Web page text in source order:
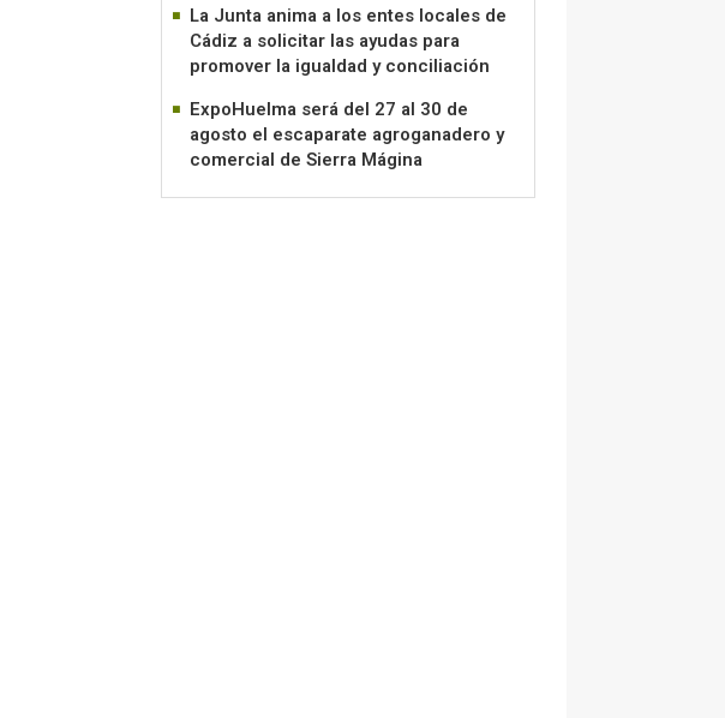
La Junta anima a los entes locales de
Cádiz a solicitar las ayudas para
promover la igualdad y conciliación
ExpoHuelma será del 27 al 30 de
agosto el escaparate agroganadero y
comercial de Sierra Mágina